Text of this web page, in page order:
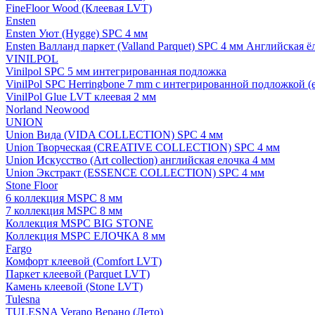
FineFloor Wood (Клеевая LVT)
Ensten
Ensten Уют (Hygge) SPC 4 мм
Ensten Валланд паркет (Valland Parquet) SPC 4 мм Английская
VINILPOL
Vinilpol SPC 5 мм интегрированная подложка
VinilPol SPC Herringbone 7 mm с интегрированной подложкой
VinilPol Glue LVT клеевая 2 мм
Norland Neowood
UNION
Union Вида (VIDA COLLECTION) SPC 4 мм
Union Творческая (CREATIVE COLLECTION) SPC 4 мм
Union Искусство (Art collection) английская елочка 4 мм
Union Экстракт (ESSENCE COLLECTION) SPC 4 мм
Stone Floor
6 коллекция MSPC 8 мм
7 коллекция MSPC 8 мм
Коллекция MSPC BIG STONE
Коллекция MSPC ЕЛОЧКА 8 мм
Fargo
Комфорт клеевой (Comfort LVT)
Паркет клеевой (Parquet LVT)
Камень клеевой (Stone LVT)
Tulesna
TULESNA Verano Верано (Лето)